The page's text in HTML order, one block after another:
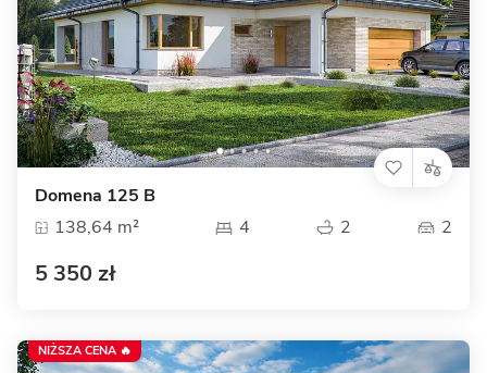
Domena 125 B
138,64 m²
4 2 2
5 350 zł
NIŻSZA CENA 🔥